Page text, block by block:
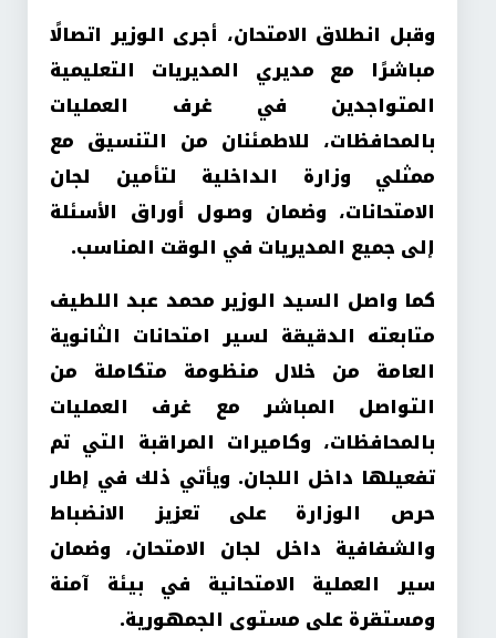
وقبل انطلاق الامتحان، أجرى الوزير اتصالًا
مباشرًا مع مديري المديريات التعليمية
المتواجدين في غرف العمليات
بالمحافظات، للاطمئنان من التنسيق مع
ممثلي وزارة الداخلية لتأمين لجان
الامتحانات، وضمان وصول أوراق الأسئلة
إلى جميع المديريات في الوقت المناسب.
كما واصل السيد الوزير محمد عبد اللطيف
متابعته الدقيقة لسير امتحانات الثانوية
العامة من خلال منظومة متكاملة من
التواصل المباشر مع غرف العمليات
بالمحافظات، وكاميرات المراقبة التي تم
تفعيلها داخل اللجان. ويأتي ذلك في إطار
حرص الوزارة على تعزيز الانضباط
والشفافية داخل لجان الامتحان، وضمان
سير العملية الامتحانية في بيئة آمنة
ومستقرة على مستوى الجمهورية.